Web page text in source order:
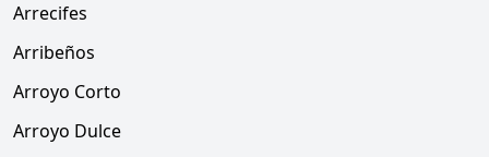
Arrecifes
Arribeños
Arroyo Corto
Arroyo Dulce